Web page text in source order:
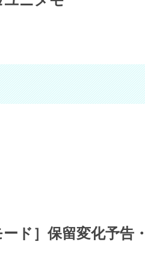
ード］保留変化予告